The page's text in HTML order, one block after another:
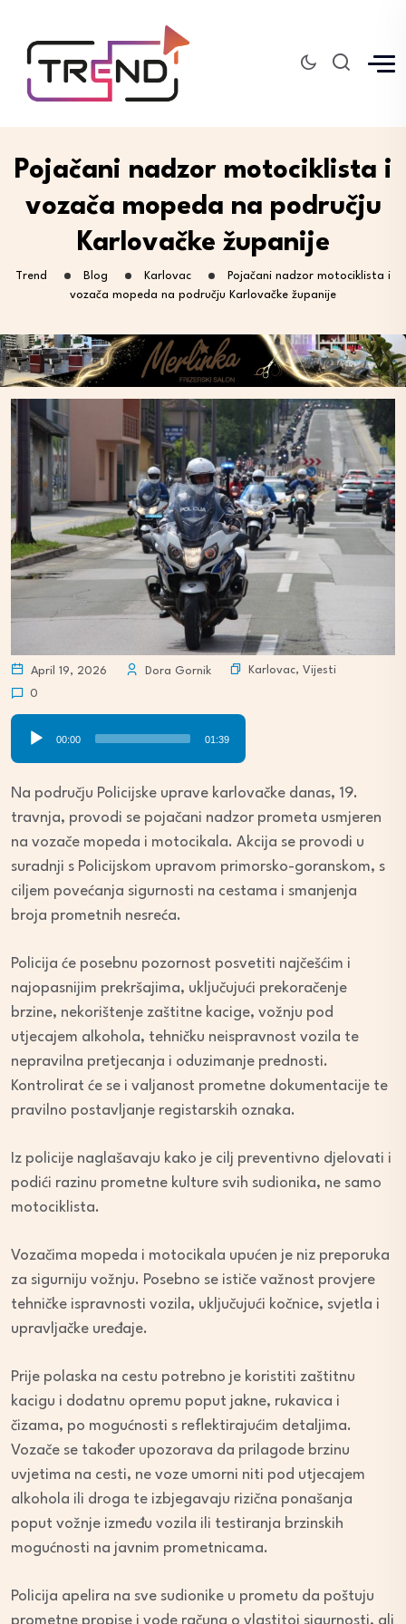
Pojačani nadzor motociklista i
vozača mopeda na području
Karlovačke županije
Trend Blog Karlovac
Pojačani nadzor motociklista i
vozača mopeda na području Karlovačke županije
April 19, 2026 Dora Gornik Karlovac, Vijesti
0
Audio
Player
00:00 01:39
Na području Policijske uprave karlovačke danas, 19.
travnja, provodi se pojačani nadzor prometa usmjeren
na vozače mopeda i motocikala. Akcija se provodi u
suradnji s Policijskom upravom primorsko-goranskom, s
ciljem povećanja sigurnosti na cestama i smanjenja
broja prometnih nesreća.
Policija će posebnu pozornost posvetiti najčešćim i
najopasnijim prekršajima, uključujući prekoračenje
brzine, nekorištenje zaštitne kacige, vožnju pod
utjecajem alkohola, tehničku neispravnost vozila te
nepravilna pretjecanja i oduzimanje prednosti.
Kontrolirat će se i valjanost prometne dokumentacije te
pravilno postavljanje registarskih oznaka.
Iz policije naglašavaju kako je cilj preventivno djelovati i
podići razinu prometne kulture svih sudionika, ne samo
motociklista.
Vozačima mopeda i motocikala upućen je niz preporuka
za sigurniju vožnju. Posebno se ističe važnost provjere
tehničke ispravnosti vozila, uključujući kočnice, svjetla i
upravljačke uređaje.
Prije polaska na cestu potrebno je koristiti zaštitnu
kacigu i dodatnu opremu poput jakne, rukavica i
čizama, po mogućnosti s reflektirajućim detaljima.
Vozače se također upozorava da prilagode brzinu
uvjetima na cesti, ne voze umorni niti pod utjecajem
alkohola ili droga te izbjegavaju rizična ponašanja
poput vožnje između vozila ili testiranja brzinskih
mogućnosti na javnim prometnicama.
Policija apelira na sve sudionike u prometu da poštuju
prometne propise i vode računa o vlastitoj sigurnosti, ali